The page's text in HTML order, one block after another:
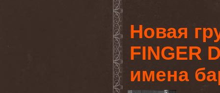
Новая
FINGER
имена